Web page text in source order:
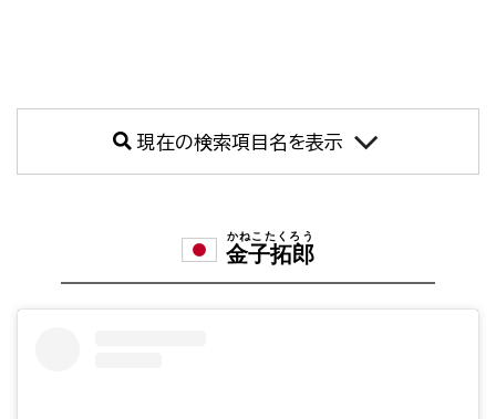
現在の検索項目名を表示
金子拓郎
かねこたくろう